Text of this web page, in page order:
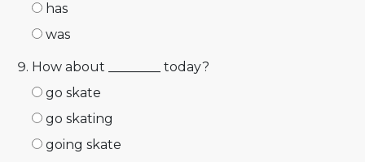
has
was
How about ________ today?
go skate
go skating
going skate